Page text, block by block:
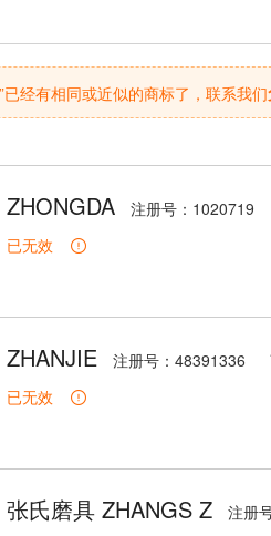
已经有相同或近似的商标了，联系我们
ZHONGDA
注册号：1020719
已无效
ZHANJIE 注册号：48391336
已无效
张氏磨具 ZHANGS Z
注册